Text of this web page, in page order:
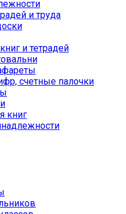
и труда
и тетрадей
счетные палочки
книг